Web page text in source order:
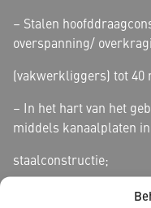
– Stalen
overspanning/
(vakwerkliggers) tot 40
– In het hart van het
middels kanaalplaten
staalconstructie;
– In de hallen zijn voor